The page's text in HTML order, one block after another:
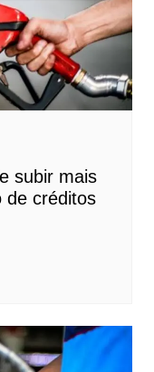
subir mais
de créditos